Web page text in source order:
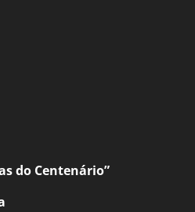
do Centenário”